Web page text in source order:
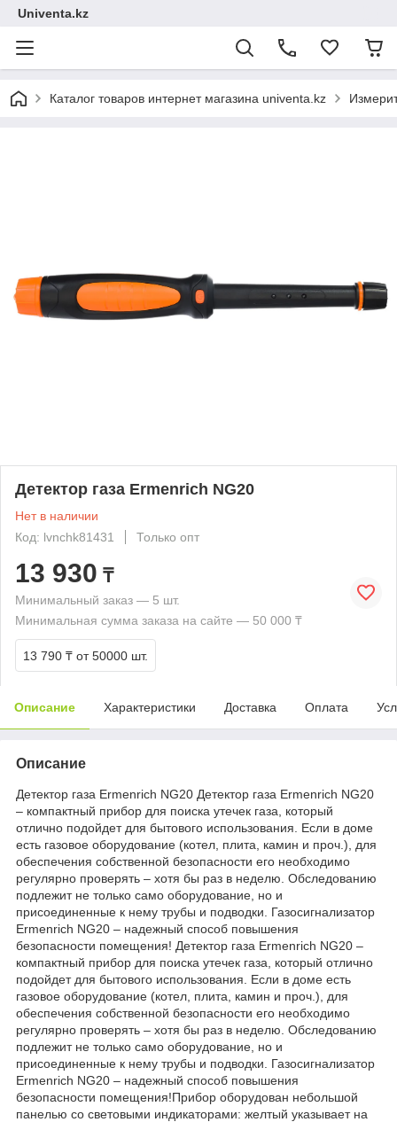
Univenta.kz
Каталог товаров интернет магазина univenta.kz
Детектор газа Ermenrich NG20
Нет в наличии
Код: lvnchk81431
Только опт
13 930 ₸
Минимальный заказ — 5 шт.
Минимальная сумма заказа на сайте — 50 000 ₸
13 790 ₸ от 50000 шт.
Описание Характеристики Доставка Оплата
Описание
Детектор газа Ermenrich NG20 Детектор газа Ermenrich NG20
– компактный прибор для поиска утечек газа, который
отлично подойдет для бытового использования. Если в доме
есть газовое оборудование (котел, плита, камин и проч.), для
обеспечения собственной безопасности его необходимо
регулярно проверять – хотя бы раз в неделю. Обследованию
подлежит не только само оборудование, но и
присоединенные к нему трубы и подводки. Газосигнализатор
Ermenrich NG20 – надежный способ повышения
безопасности помещения! Детектор газа Ermenrich NG20 –
компактный прибор для поиска утечек газа, который отлично
подойдет для бытового использования. Если в доме есть
газовое оборудование (котел, плита, камин и проч.), для
обеспечения собственной безопасности его необходимо
регулярно проверять – хотя бы раз в неделю. Обследованию
подлежит не только само оборудование, но и
присоединенные к нему трубы и подводки. Газосигнализатор
Ermenrich NG20 – надежный способ повышения
безопасности помещения!Прибор оборудован небольшой
панелью со световыми индикаторами: желтый указывает на